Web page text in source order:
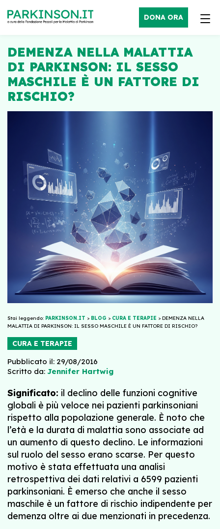
DONA ORA
DEMENZA NELLA MALATTIA
DI PARKINSON: IL SESSO
MASCHILE È UN FATTORE DI
RISCHIO?
Stai leggendo: PARKINSON.IT > BLOG > CURA E TERAPIE > DEMENZA NELLA
MALATTIA DI PARKINSON: IL SESSO MASCHILE È UN FATTORE DI RISCHIO?
CURA E TERAPIE
Pubblicato il: 29/08/2016
Scritto da: Jennifer Hartwig
Significato: il declino delle funzioni cognitive
globali è più veloce nei pazienti parkinsoniani
rispetto alla popolazione generale. È noto che
l’età e la durata di malattia sono associate ad
un aumento di questo declino. Le informazioni
sul ruolo del sesso erano scarse. Per questo
motivo è stata effettuata una analisi
retrospettiva dei dati relativi a 6599 pazienti
parkinsoniani. È emerso che anche il sesso
maschile è un fattore di rischio indipendente per
demenza oltre ai due menzionati in precedenza.